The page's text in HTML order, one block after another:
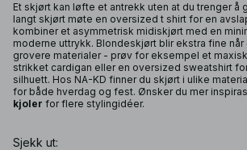
Et skjørt kan løfte et antrekk uten at du trenger å
langt skjørt møte en oversized t shirt for en
kombiner et asymmetrisk midiskjørt med en
moderne uttrykk. Blondeskjørt blir ekstra fine
grovere materialer - prøv for eksempel et
strikket cardigan eller en oversized sweatshirt
silhuett. Hos NA-KD finner du skjørt i ulike
for både hverdag og fest. Ønsker du mer
kjoler for flere stylingidéer.
Sjekk ut: